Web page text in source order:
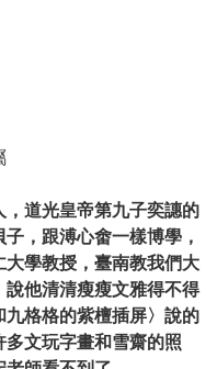
，道光皇帝第九子奕譓的
，跟溥心畬一樣博學，
學教授，臺南教我們大
他清清瘦瘦文雅得不得
格格的紫檀插屏〉說的
文玩字畫和雪齋的照